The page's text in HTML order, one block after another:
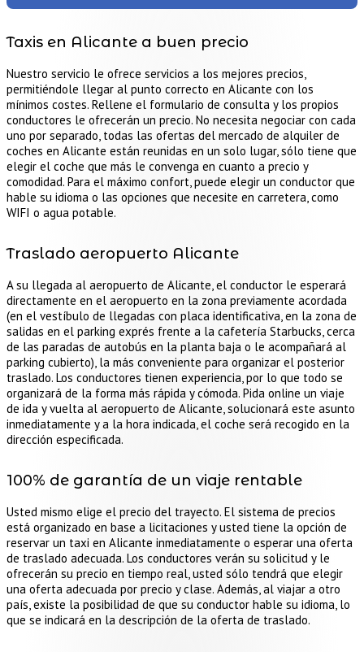
Taxis en Alicante a buen precio
Nuestro servicio le ofrece servicios a los mejores precios,
permitiéndole llegar al punto correcto en Alicante con los
mínimos costes. Rellene el formulario de consulta y los propios
conductores le ofrecerán un precio. No necesita negociar con cada
uno por separado, todas las ofertas del mercado de alquiler de
coches en Alicante están reunidas en un solo lugar, sólo tiene que
elegir el coche que más le convenga en cuanto a precio y
comodidad. Para el máximo confort, puede elegir un conductor que
hable su idioma o las opciones que necesite en carretera, como
WIFI o agua potable.
Traslado aeropuerto Alicante
A su llegada al aeropuerto de Alicante, el conductor le esperará
directamente en el aeropuerto en la zona previamente acordada
(en el vestíbulo de llegadas con placa identificativa, en la zona de
salidas en el parking exprés frente a la cafetería Starbucks, cerca
de las paradas de autobús en la planta baja o le acompañará al
parking cubierto), la más conveniente para organizar el posterior
traslado. Los conductores tienen experiencia, por lo que todo se
organizará de la forma más rápida y cómoda. Pida online un viaje
de ida y vuelta al aeropuerto de Alicante, solucionará este asunto
inmediatamente y a la hora indicada, el coche será recogido en la
dirección especificada.
100% de garantía de un viaje rentable
Usted mismo elige el precio del trayecto. El sistema de precios
está organizado en base a licitaciones y usted tiene la opción de
reservar un taxi en Alicante inmediatamente o esperar una oferta
de traslado adecuada. Los conductores verán su solicitud y le
ofrecerán su precio en tiempo real, usted sólo tendrá que elegir
una oferta adecuada por precio y clase. Además, al viajar a otro
país, existe la posibilidad de que su conductor hable su idioma, lo
que se indicará en la descripción de la oferta de traslado.